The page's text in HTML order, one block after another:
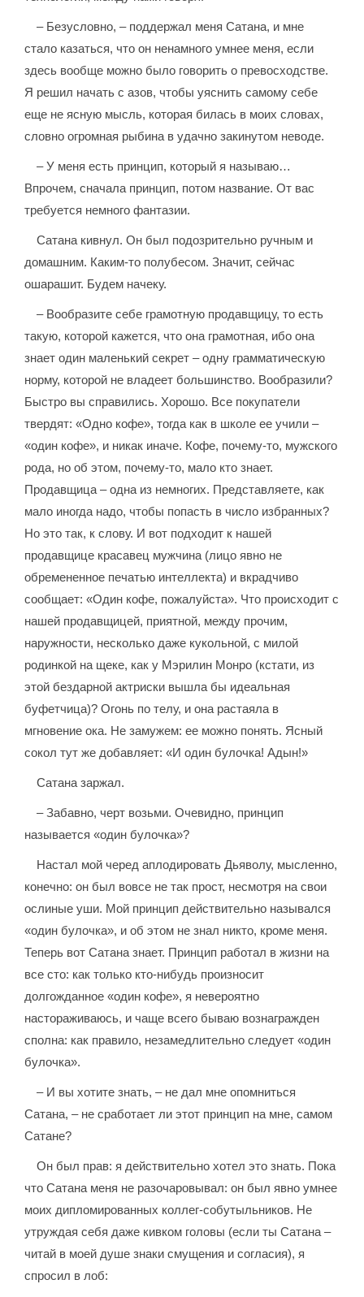
– Безусловно, – поддержал меня Сатана, и мне
стало казаться, что он ненамного умнее меня, если
здесь вообще можно было говорить о превосходстве.
Я решил начать с азов, чтобы уяснить самому себе
еще не ясную мысль, которая билась в моих словах,
словно огромная рыбина в удачно закинутом неводе.
– У меня есть принцип, который я называю…
Впрочем, сначала принцип, потом название. От вас
требуется немного фантазии.
Сатана кивнул. Он был подозрительно ручным и
домашним. Каким-то полубесом. Значит, сейчас
ошарашит. Будем начеку.
– Вообразите себе грамотную продавщицу, то есть
такую, которой кажется, что она грамотная, ибо она
знает один маленький секрет – одну грамматическую
норму, которой не владеет большинство. Вообразили?
Быстро вы справились. Хорошо. Все покупатели
твердят: «Одно кофе», тогда как в школе ее учили –
«один кофе», и никак иначе. Кофе, почему-то, мужского
рода, но об этом, почему-то, мало кто знает.
Продавщица – одна из немногих. Представляете, как
мало иногда надо, чтобы попасть в число избранных?
Но это так, к слову. И вот подходит к нашей
продавщице красавец мужчина (лицо явно не
обремененное печатью интеллекта) и вкрадчиво
сообщает: «Один кофе, пожалуйста». Что происходит с
нашей продавщицей, приятной, между прочим,
наружности, несколько даже кукольной, с милой
родинкой на щеке, как у Мэрилин Монро (кстати, из
этой бездарной актриски вышла бы идеальная
буфетчица)? Огонь по телу, и она растаяла в
мгновение ока. Не замужем: ее можно понять. Ясный
сокол тут же добавляет: «И один булочка! Адын!»
Сатана заржал.
– Забавно, черт возьми. Очевидно, принцип
называется «один булочка»?
Настал мой черед аплодировать Дьяволу, мысленно,
конечно: он был вовсе не так прост, несмотря на свои
ослиные уши. Мой принцип действительно назывался
«один булочка», и об этом не знал никто, кроме меня.
Теперь вот Сатана знает. Принцип работал в жизни на
все сто: как только кто-нибудь произносит
долгожданное «один кофе», я невероятно
настораживаюсь, и чаще всего бываю вознагражден
сполна: как правило, незамедлительно следует «один
булочка».
– И вы хотите знать, – не дал мне опомниться
Сатана, – не сработает ли этот принцип на мне, самом
Сатане?
Он был прав: я действительно хотел это знать. Пока
что Сатана меня не разочаровывал: он был явно умнее
моих дипломированных коллег-собутыльников. Не
утруждая себя даже кивком головы (если ты Сатана –
читай в моей душе знаки смущения и согласия), я
спросил в лоб: